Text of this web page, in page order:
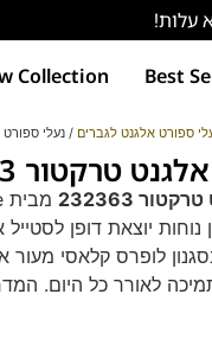
Best
Collection
ספורט אלגנט לגברים / נעלי ספורט
טרקטור 232363
232363
יוצאת דופן לסטייל
לופרס קלאסי מעור
לאורך כל היום.